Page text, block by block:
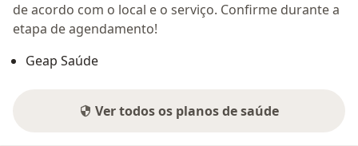
de acordo com o local e o serviço. Confirme durante a
etapa de agendamento!
Geap Saúde
Ver todos os planos de saúde